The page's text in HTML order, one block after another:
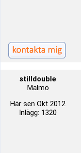
stilldouble
Malmö
Här sen Okt 2012
Inlägg: 1320